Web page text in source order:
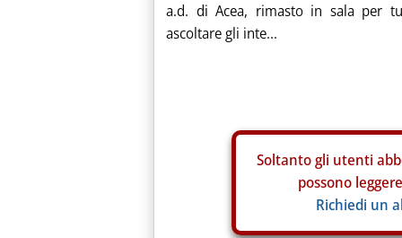
a.d. di Acea, rimasto in sala per
ascoltare gli inte...
Soltanto gli utenti
possono
Richiedi un